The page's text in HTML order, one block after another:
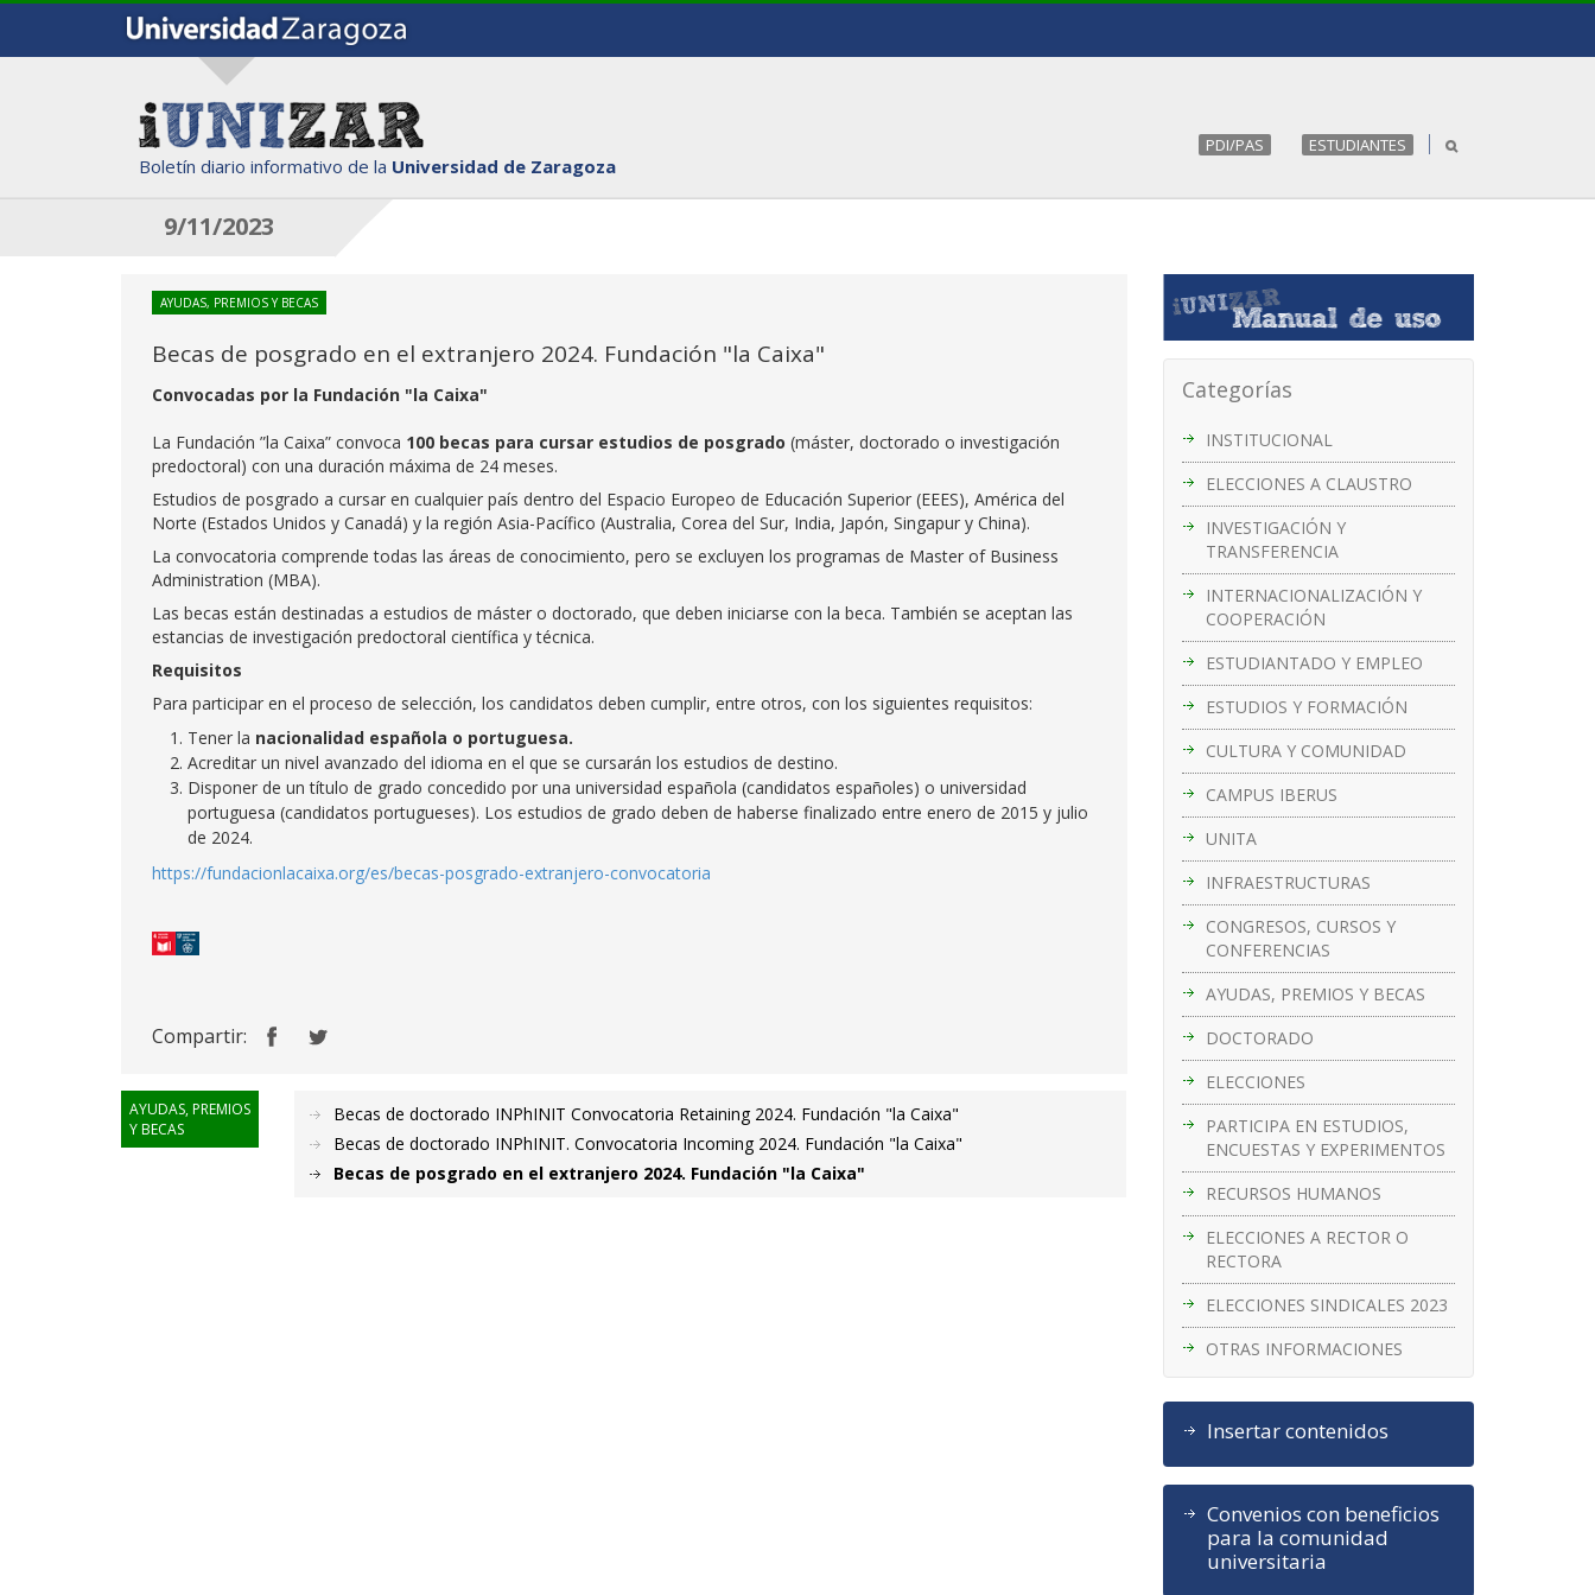
Boletín diario informativo de la Universidad de Zaragoza
PDI/PAS ESTUDIANTES
9/11/2023
Categorías
INSTITUCIONAL
ELECCIONES A CLAUSTRO
INVESTIGACIÓN Y
TRANSFERENCIA
INTERNACIONALIZACIÓN Y
COOPERACIÓN
ESTUDIANTADO Y EMPLEO
ESTUDIOS Y FORMACIÓN
CULTURA Y COMUNIDAD
CAMPUS IBERUS
UNITA
INFRAESTRUCTURAS
CONGRESOS, CURSOS Y
CONFERENCIAS
AYUDAS, PREMIOS Y BECAS
DOCTORADO
ELECCIONES
PARTICIPA EN ESTUDIOS,
ENCUESTAS Y EXPERIMENTOS
RECURSOS HUMANOS
ELECCIONES A RECTOR O
RECTORA
ELECCIONES SINDICALES 2023
OTRAS INFORMACIONES
Insertar contenidos
Convenios con beneficios
para la comunidad
universitaria
AYUDAS, PREMIOS Y BECAS
Becas de posgrado en el extranjero 2024. Fundación "la Caixa"
Convocadas por la Fundación "la Caixa"
La Fundación ”la Caixa” convoca 100 becas para cursar estudios de posgrado (máster, doctorado o investigación
predoctoral) con una duración máxima de 24 meses.
Estudios de posgrado a cursar en cualquier país dentro del Espacio Europeo de Educación Superior (EEES), América del
Norte (Estados Unidos y Canadá) y la región Asia-Pacífico (Australia, Corea del Sur, India, Japón, Singapur y China).
La convocatoria comprende todas las áreas de conocimiento, pero se excluyen los programas de Master of Business
Administration (MBA).
Las becas están destinadas a estudios de máster o doctorado, que deben iniciarse con la beca. También se aceptan las
estancias de investigación predoctoral científica y técnica.
Requisitos
Para participar en el proceso de selección, los candidatos deben cumplir, entre otros, con los siguientes requisitos:
Tener la nacionalidad española o portuguesa.
Acreditar un nivel avanzado del idioma en el que se cursarán los estudios de destino.
Disponer de un título de grado concedido por una universidad española (candidatos españoles) o universidad
portuguesa (candidatos portugueses). Los estudios de grado deben de haberse finalizado entre enero de 2015 y julio
de 2024.
https://fundacionlacaixa.org/es/becas-posgrado-extranjero-convocatoria
Compartir:
AYUDAS, PREMIOS
Y BECAS
Becas de doctorado INPhINIT Convocatoria Retaining 2024. Fundación "la Caixa"
Becas de doctorado INPhINIT. Convocatoria Incoming 2024. Fundación "la Caixa"
Becas de posgrado en el extranjero 2024. Fundación "la Caixa"